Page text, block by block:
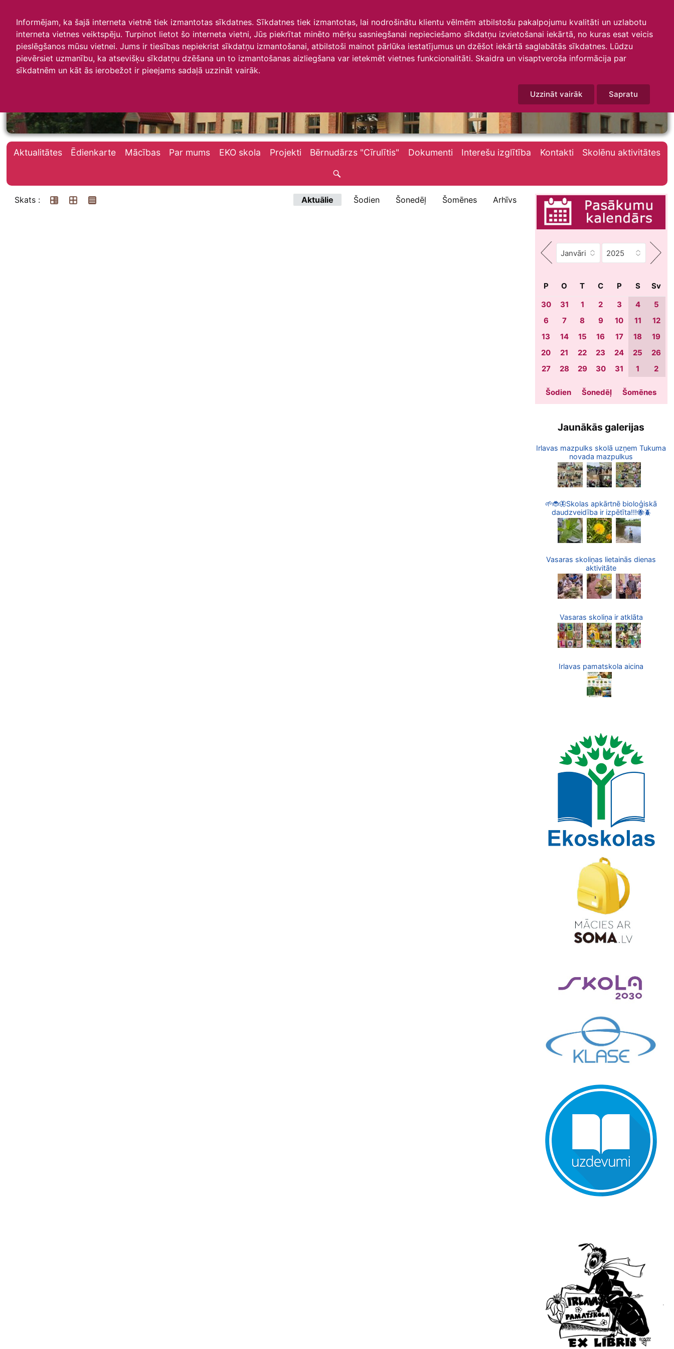
Informējam, ka šajā interneta vietnē tiek izmantotas sīkdatnes. Sīkdatnes tiek izmantotas, lai nodrošinātu klientu vēlmēm atbilstošu pakalpojumu kvalitāti un uzlabotu
interneta vietnes veiktspēju. Turpinot lietot šo interneta vietni, Jūs piekrītat minēto mērķu sasniegšanai nepieciešamo sīkdatņu izvietošanai iekārtā, no kuras esat veicis
pieslēgšanos mūsu vietnei. Jums ir tiesības nepiekrist sīkdatņu izmantošanai, atbilstoši mainot pārlūka iestatījumus un dzēšot iekārtā saglabātās sīkdatnes. Lūdzu
pievērsiet uzmanību, ka atsevišķu sīkdatņu dzēšana un to izmantošanas aizliegšana var ietekmēt vietnes funkcionalitāti. Skaidra un visaptveroša informācija par
sīkdatnēm un kāt ās ierobežot ir pieejams sadaļā uzzināt vairāk.
Uzzināt vairāk Sapratu
Irlavas skola
Aktualitātes Ēdienkarte Mācības Par mums EKO skola Projekti Bērnudārzs "Cīrulītis" Dokumenti Interešu izglītība Kontakti Skolēnu aktivitātes
Skats : Aktuālie Šodien Šonedēļ Šomēnes Arhīvs
P O T C P S
Sv
30
31 1 2 3 4
5
6
7 8 9 10 11
12
13
14 15 16 17 18
19
20
21 22 23 24 25
26
27
28 29 30 31 1 2
Šodien Šonedēļ Šomēnes
Jaunākās galerijas
Irlavas mazpulks skolā uzņem Tukuma
novada mazpulkus
🌱🐞🦋Skolas apkārtnē bioloģiskā
daudzveidība ir izpētīta!!!🐝🪲
Vasaras skoliņas lietainās dienas
aktivitāte
Vasaras skoliņa ir atklāta
Irlavas pamatskola aicina